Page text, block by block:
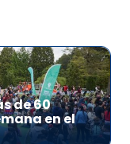
de 60
en el